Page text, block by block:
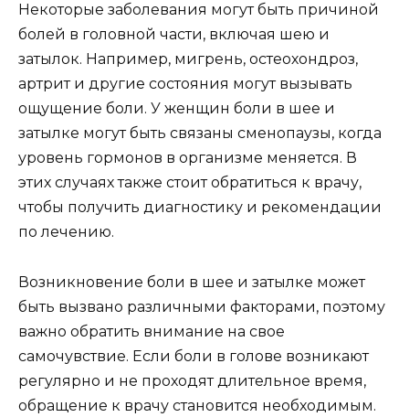
Некоторые заболевания могут быть причиной
болей в головной части, включая шею и
затылок. Например, мигрень, остеохондроз,
артрит и другие состояния могут вызывать
ощущение боли. У женщин боли в шее и
затылке могут быть связаны сменопаузы, когда
уровень гормонов в организме меняется. В
этих случаях также стоит обратиться к врачу,
чтобы получить диагностику и рекомендации
по лечению.
Возникновение боли в шее и затылке может
быть вызвано различными факторами, поэтому
важно обратить внимание на свое
самочувствие. Если боли в голове возникают
регулярно и не проходят длительное время,
обращение к врачу становится необходимым.